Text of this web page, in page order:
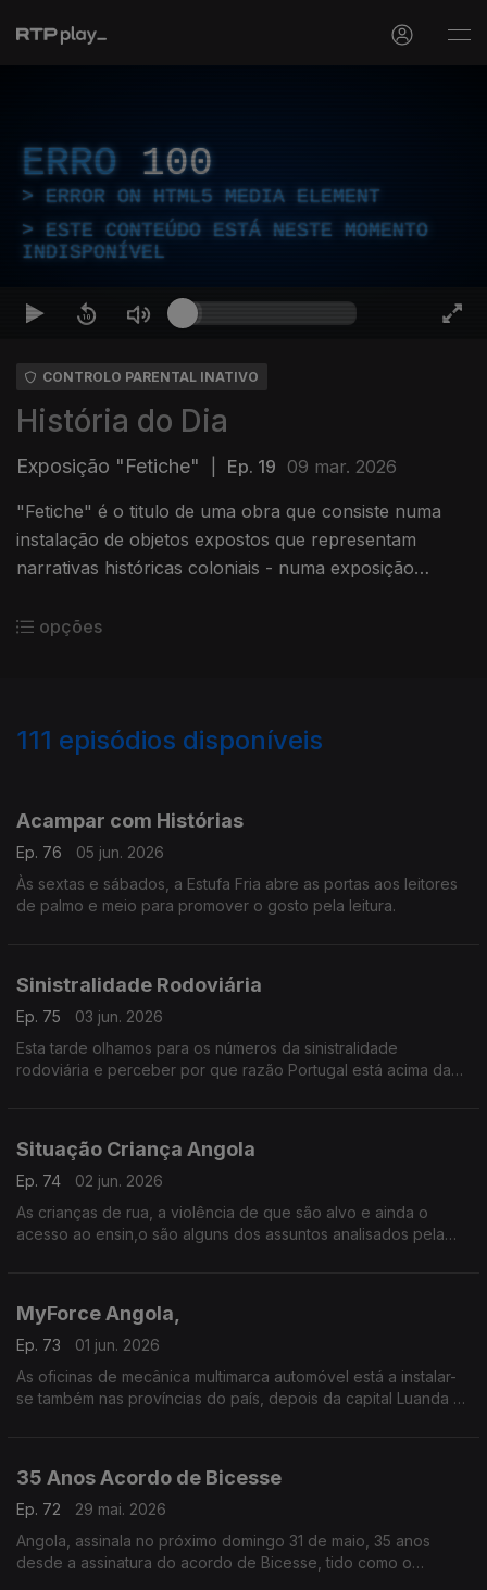
ERRO 100
ERROR ON HTML5 MEDIA ELEMENT
ESTE CONTEÚDO ESTÁ NESTE MOMENTO
INDISPONÍVEL
CONTROLO PARENTAL INATIVO
História do Dia
Exposição "Fetiche" Ep. 19 09 mar. 2026
"Fetiche" é o titulo de uma obra que consiste numa
instalação de objetos expostos que representam
narrativas históricas coloniais - numa exposição
opções
111 episódios disponíveis
Acampar com Histórias
Ep. 76
05 jun. 2026
Às sextas e sábados, a Estufa Fria abre as portas aos leitores
de palmo e meio para promover o gosto pela leitura.
Sinistralidade Rodoviária
Ep. 75
03 jun. 2026
Esta tarde olhamos para os números da sinistralidade
rodoviária e perceber por que razão Portugal está acima da
Situação Criança Angola
Ep. 74
02 jun. 2026
As crianças de rua, a violência de que são alvo e ainda o
acesso ao ensin,o são alguns dos assuntos analisados pela
MyForce Angola,
Ep. 73
01 jun. 2026
As oficinas de mecânica multimarca automóvel está a instalar-
se também nas províncias do país, depois da capital Luanda há
35 Anos Acordo de Bicesse
Ep. 72
29 mai. 2026
Angola, assinala no próximo domingo 31 de maio, 35 anos
desde a assinatura do acordo de Bicesse, tido como o